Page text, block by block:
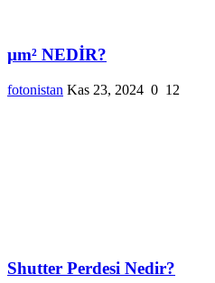
µm² NEDİR?
fotonistan Kas 23, 2024 0 12
Shutter Perdesi Nedir?